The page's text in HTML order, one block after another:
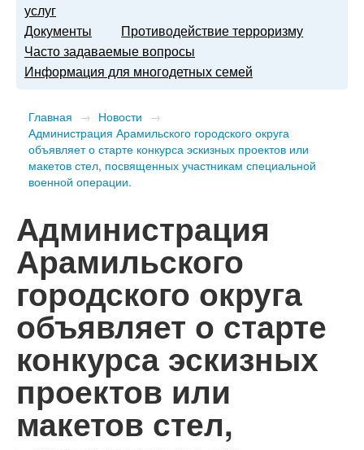
услуг
Документы
Противодействие терроризму
Часто задаваемые вопросы
Информация для многодетных семей
Главная → Новости →
Администрация Арамильского городского округа
объявляет о старте конкурса эскизных проектов или
макетов стел, посвященных участникам специальной
военной операции.
Администрация
Арамильского
городского округа
объявляет о старте
конкурса эскизных
проектов или
макетов стел,